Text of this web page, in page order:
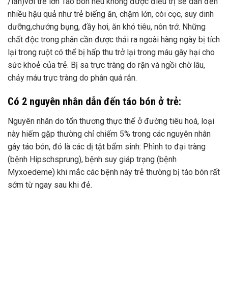
nhiều hậu quả như trẻ biếng ăn, chậm lớn, còi cọc, suy dinh
dưỡng,chướng bụng, đầy hơi, ăn khó tiêu, nôn trớ. Những
chất độc trong phân cần được thải ra ngoài hàng ngày bị tích
lại trong ruột có thể bị hấp thu trở lại trong máu gây hại cho
sức khoẻ của trẻ. Bị sa trực tràng do rặn và ngồi chờ lâu,
chảy máu trực tràng do phân quá rắn.
Có 2 nguyên nhân dẫn đến táo bón ở trẻ:
Nguyên nhân do tổn thương thực thể ở đường tiêu hoá, loại
này hiếm gặp thường chỉ chiếm 5% trong các nguyên nhân
gây táo bón, đó là các dị tật bẩm sinh: Phình to đại tràng
(bệnh Hipschsprung), bệnh suy giáp trạng (bệnh
Myxoedeme) khi mắc các bệnh này trẻ thường bị táo bón rất
sớm từ ngay sau khi đẻ.